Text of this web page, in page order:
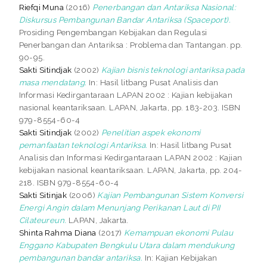
Riefqi Muna (2016) Penerbangan dan Antariksa Nasional:
Diskursus Pembangunan Bandar Antariksa (Spaceport).
Prosiding Pengembangan Kebijakan dan Regulasi
Penerbangan dan Antariksa : Problema dan Tantangan. pp.
90-95.
Sakti Sitindjak (2002) Kajian bisnis teknologi antariksa pada
masa mendatang. In: Hasil litbang Pusat Analisis dan
Informasi Kedirgantaraan LAPAN 2002 : Kajian kebijakan
nasional keantariksaan. LAPAN, Jakarta, pp. 183-203. ISBN
979-8554-60-4
Sakti Sitindjak (2002) Penelitian aspek ekonomi
pemanfaatan teknologi Antariksa. In: Hasil litbang Pusat
Analisis dan Informasi Kedirgantaraan LAPAN 2002 : Kajian
kebijakan nasional keantariksaan. LAPAN, Jakarta, pp. 204-
218. ISBN 979-8554-60-4
Sakti Sitinjak (2006) Kajian Pembangunan Sistem Konversi
Energi Angin dalam Menunjang Perikanan Laut di PII
Cilateureun. LAPAN, Jakarta.
Shinta Rahma Diana (2017) Kemampuan ekonomi Pulau
Enggano Kabupaten Bengkulu Utara dalam mendukung
pembangunan bandar antariksa. In: Kajian Kebijakan